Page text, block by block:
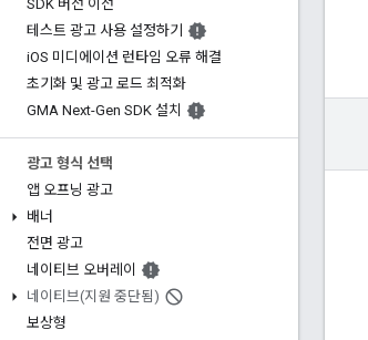
SDK 버전 이전
테스트 광고 사용 설정하기
iOS 미디에이션 런타임 오류 해결
초기화 및 광고 로드 최적화
GMA Next-Gen SDK 설치
광고 형식 선택
앱 오프닝 광고
배너
전면 광고
네이티브 오버레이
네이티브(지원 중단됨)
보상형